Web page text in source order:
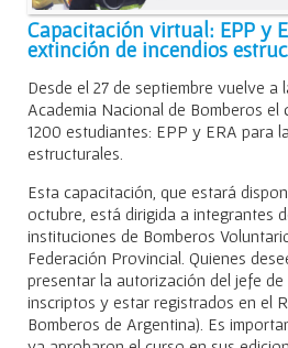
CONTACTO
Capacitación virtual: EPP y
extinción de incendios
Desde el 27 de septiembre vuelve a
Academia Nacional de Bomberos el
1200 estudiantes: EPP y ERA para
estructurales.
Esta capacitación, que estará
octubre, está dirigida a integrantes
instituciones de Bomberos
Federación Provincial. Quienes
presentar la autorización del jefe
inscriptos y estar registrados en el
Bomberos de Argentina). Es